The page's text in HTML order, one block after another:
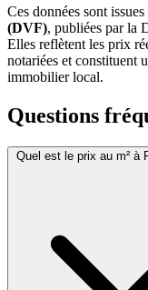
Ces données sont issues
(DVF), publiées par la
Elles reflètent les prix
notariées et constituent
immobilier local.
Questions
Quel est le prix au m² à